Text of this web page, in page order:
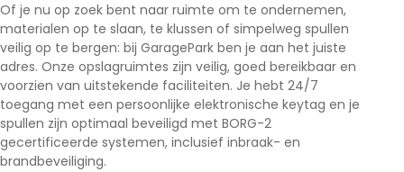
Of je nu op zoek bent naar ruimte om te ondernemen,
materialen op te slaan, te klussen of simpelweg spullen
veilig op te bergen: bij GaragePark ben je aan het juiste
adres. Onze opslagruimtes zijn veilig, goed bereikbaar en
voorzien van uitstekende faciliteiten. Je hebt 24/7
toegang met een persoonlijke elektronische keytag en je
spullen zijn optimaal beveiligd met BORG-2
gecertificeerde systemen, inclusief inbraak- en
brandbeveiliging.